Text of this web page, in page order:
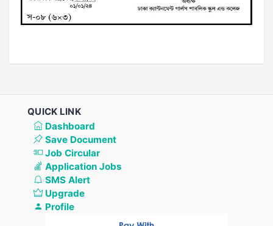
QUICK LINK
Dashboard
Save Document
Job Circular
Application Jobs
SMS Alert
Upgrade
Profile